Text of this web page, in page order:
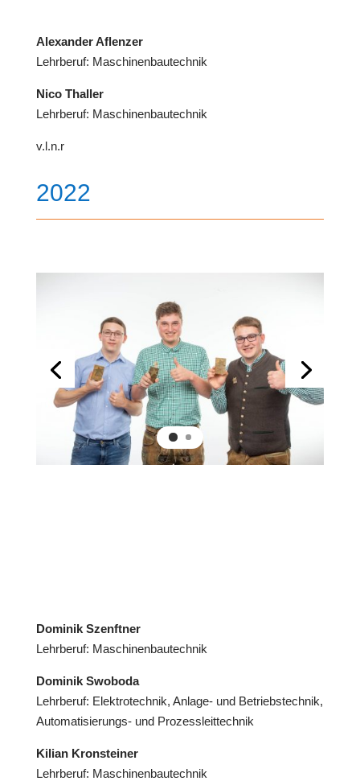
Alexander Aflenzer
Lehrberuf: Maschinenbautechnik
Nico Thaller
Lehrberuf: Maschinenbautechnik
v.l.n.r
2022
Dominik Szenftner
Lehrberuf: Maschinenbautechnik
Dominik Swoboda
Lehrberuf: Elektrotechnik, Anlage- und Betriebstechnik,
Automatisierungs- und Prozessleittechnik
Kilian Kronsteiner
Lehrberuf: Maschinenbautechnik